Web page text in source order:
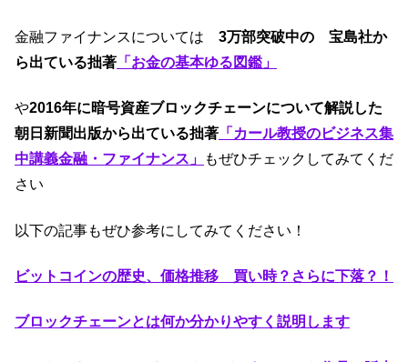
金融ファイナンスについては 3万部突破中の 宝島社か
ら出ている拙著 「お金の基本ゆる図鑑」
や2016年に暗号資産ブロックチェーンについて解説した
朝日新聞出版から出ている拙著 「カール教授のビジネス集
中講義金融・ファイナンス」
もぜひチェックしてみてくだ
さい
以下の記事もぜひ参考にしてみてください！
ビットコインの歴史、価格推移 買い時？さらに下落？！
ブロックチェーンとは何か分かりやすく説明します